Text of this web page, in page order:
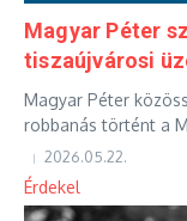
Magyar Péter
tiszaújvárosi
Magyar Péter
robbanás történt a
2026.05.22.
Érdekel